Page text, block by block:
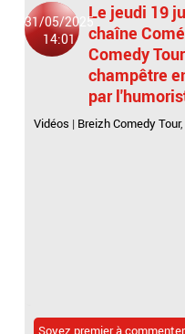
31/05/2025
14:01
Le jeudi 19
chaîne
Comedy
champêtre
par
Vidéos | Breizh Comedy Tour
Soyez premier à commenter